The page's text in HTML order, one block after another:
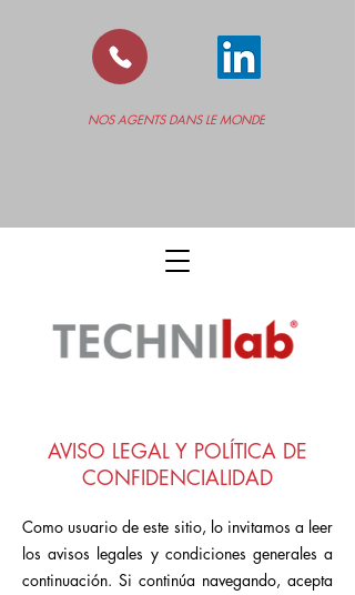
NOS AGENTS DANS LE MONDE
AVISO LEGAL Y POLÍTICA DE
CONFIDENCIALIDAD
Como usuario de este sitio, lo invitamos a leer
los avisos legales y condiciones generales a
continuación. Si continúa navegando, acepta